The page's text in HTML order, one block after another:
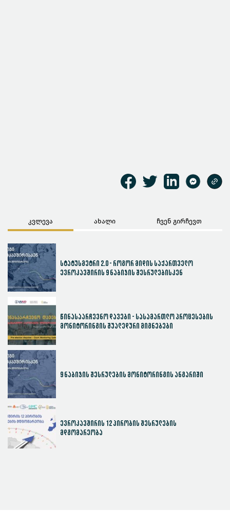
კვლევა ახალი ჩვენ გირჩევთ
სტატუსმეტრი 2.0 - როგორ მიდის საქართველო
ევროკავშირის 9 ნაბიჯის შესრულებისკენ
წინასაარჩევნო დავები - სასამართლო პროცესების
მონიტორინგის შუალედური მიგნებები
9 ნაბიჯის შესრულების მონიტორინგის ანგარიში
ევროკავშირის 12 პირობის შესრულების
მდგომარეობა